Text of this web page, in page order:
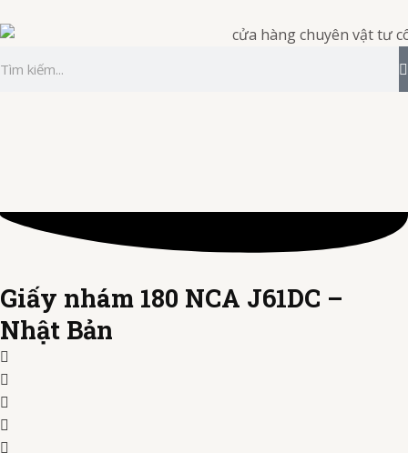
tới
dung
kiếm
Giấy nhám 180 NCA J61DC –
Nhật Bản